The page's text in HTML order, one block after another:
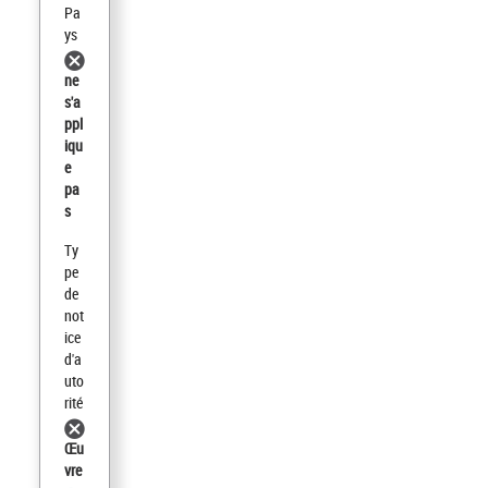
Pa
ys
ne
s'a
ppl
iqu
e
pa
s
Ty
pe
de
not
ice
d'a
uto
rité
Œu
vre